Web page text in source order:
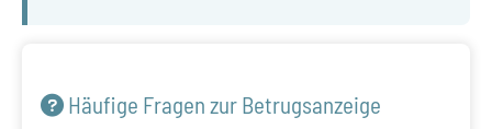
Häufige Fragen zur Betrugsanzeige